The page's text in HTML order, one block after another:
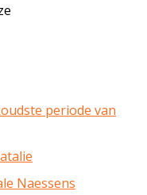
periode van
Naessens